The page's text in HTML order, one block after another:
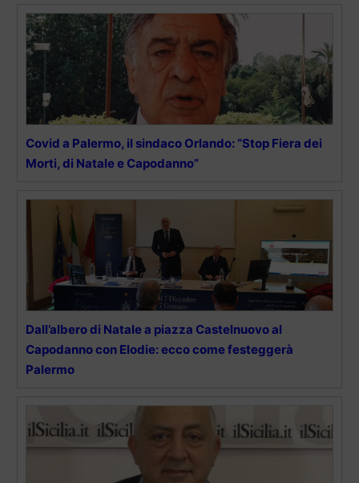
Covid a Palermo, il sindaco Orlando: “Stop Fiera dei
Morti, di Natale e Capodanno”
Dall’albero di Natale a piazza Castelnuovo al
Capodanno con Elodie: ecco come festeggerà
Palermo